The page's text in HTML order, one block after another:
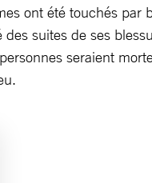
ont été touchés par
suites de ses
seraient